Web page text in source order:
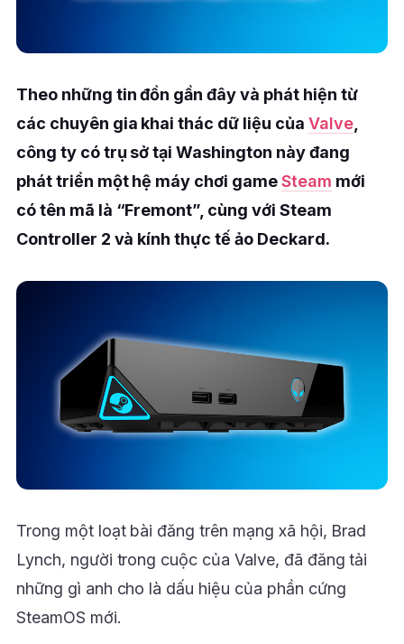
Theo những tin đồn gần đây và phát hiện từ
các chuyên gia khai thác dữ liệu của Valve,
công ty có trụ sở tại Washington này đang
phát triển một hệ máy chơi gameSteam mới
có tên mã là “Fremont”, cùng với Steam
Controller 2 và kính thực tế ảo Deckard.
Trong một loạt bài đăng trên mạng xã hội, Brad
Lynch, người trong cuộc của Valve, đã đăng tải
những gì anh cho là dấu hiệu của phần cứng
SteamOS mới.